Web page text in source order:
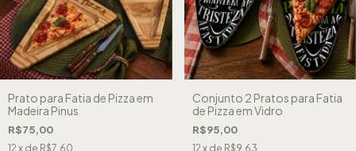
Prato para Fatia de Pizza em
Madeira Pinus
R$75,00
12 x de R$7,60
Conjunto 2 Pratos para Fatia
de Pizza em Vidro
R$95,00
12 x de R$9,63